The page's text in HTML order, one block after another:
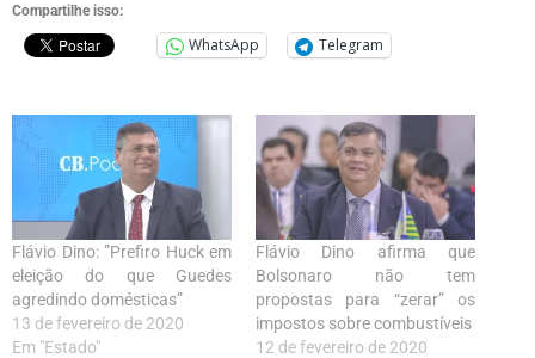
Compartilhe isso:
WhatsApp Telegram
Flávio Dino: ”Prefiro Huck em
eleição do que Guedes
agredindo domésticas”
13 de fevereiro de 2020
Em "Estado"
Flávio Dino afirma que
Bolsonaro não tem
propostas para “zerar” os
impostos sobre combustíveis
12 de fevereiro de 2020